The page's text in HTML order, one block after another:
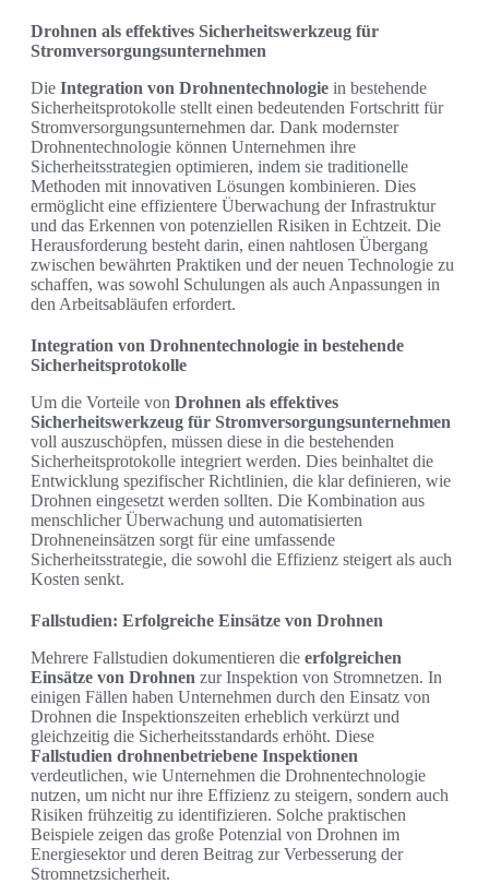
Drohnen als effektives Sicherheitswerkzeug für
Stromversorgungsunternehmen
Die Integration von Drohnentechnologie in bestehende
Sicherheitsprotokolle stellt einen bedeutenden Fortschritt für
Stromversorgungsunternehmen dar. Dank modernster
Drohnentechnologie können Unternehmen ihre
Sicherheitsstrategien optimieren, indem sie traditionelle
Methoden mit innovativen Lösungen kombinieren. Dies
ermöglicht eine effizientere Überwachung der Infrastruktur
und das Erkennen von potenziellen Risiken in Echtzeit. Die
Herausforderung besteht darin, einen nahtlosen Übergang
zwischen bewährten Praktiken und der neuen Technologie zu
schaffen, was sowohl Schulungen als auch Anpassungen in
den Arbeitsabläufen erfordert.
Integration von Drohnentechnologie in bestehende
Sicherheitsprotokolle
Um die Vorteile von Drohnen als effektives
Sicherheitswerkzeug für Stromversorgungsunternehmen
voll auszuschöpfen, müssen diese in die bestehenden
Sicherheitsprotokolle integriert werden. Dies beinhaltet die
Entwicklung spezifischer Richtlinien, die klar definieren, wie
Drohnen eingesetzt werden sollten. Die Kombination aus
menschlicher Überwachung und automatisierten
Drohneneinsätzen sorgt für eine umfassende
Sicherheitsstrategie, die sowohl die Effizienz steigert als auch
Kosten senkt.
Fallstudien: Erfolgreiche Einsätze von Drohnen
Mehrere Fallstudien dokumentieren die erfolgreichen
Einsätze von Drohnen zur Inspektion von Stromnetzen. In
einigen Fällen haben Unternehmen durch den Einsatz von
Drohnen die Inspektionszeiten erheblich verkürzt und
gleichzeitig die Sicherheitsstandards erhöht. Diese
Fallstudien drohnenbetriebene Inspektionen
verdeutlichen, wie Unternehmen die Drohnentechnologie
nutzen, um nicht nur ihre Effizienz zu steigern, sondern auch
Risiken frühzeitig zu identifizieren. Solche praktischen
Beispiele zeigen das große Potenzial von Drohnen im
Energiesektor und deren Beitrag zur Verbesserung der
Stromnetzsicherheit.